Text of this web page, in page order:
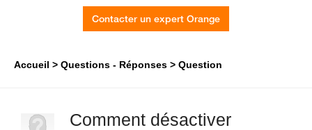
Contacter un expert Orange
Accueil Questions - Réponses Question
Comment désactiver